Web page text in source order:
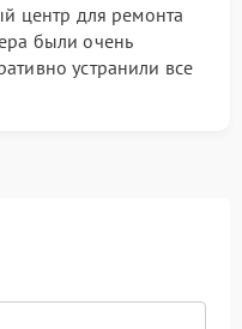
центр для ремонта
были очень
устранили все